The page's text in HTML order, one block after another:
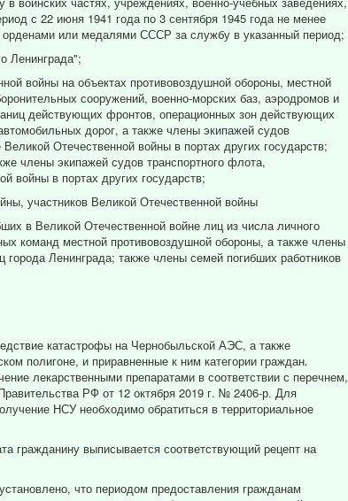
с 22 июня 1941 года по 3 сентября 1945 года не менее
или медалями СССР за службу в указанный период;
Ленинграда";
войны на объектах противовоздушной обороны, местной
сооружений, военно-морских баз, аэродромов и
действующих фронтов, операционных зон действующих
дорог, а также члены экипажей судов
Отечественной войны в портах других государств;
члены экипажей судов транспортного флота,
войны в портах других государств;
участников Великой Отечественной войны
в Великой Отечественной войне лиц из числа личного
команд местной противовоздушной обороны, а также члены
города Ленинграда; также члены семей погибших работников
катастрофы на Чернобыльской АЭС, а также
полигоне, и приравненные к ним категории граждан.
лекарственными препаратами в соответствии с перечнем,
РФ от 12 октября 2019 г. № 2406-р. Для
НСУ необходимо обратиться в территориальное
гражданину выписывается соответствующий рецепт на
что периодом предоставления гражданам